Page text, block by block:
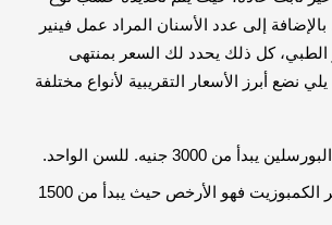
بالإضافة إلى عدد الأسنان المراد عمل فينير
الطبي، كل ذلك يحدد لك السعر بمنتهى
نضع أبرز الأسعار التقريبية لأنواع مختلفة
من 3000 جنيه. للسن الواحد.
أما تركيب فينير الكمبوزيت فهو الأرخص حيث يبدأ من 1500